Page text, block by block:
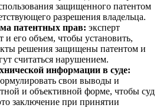
защищенного патентом
разрешения владельца.
патентных прав: эксперт
и его объем, чтобы установить,
решения защищены патентом и
считаться нарушением.
информации в суде:
свои выводы и
и объективной форме, чтобы суд
заключение при принятии